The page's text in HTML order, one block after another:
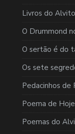
Livros do Alvito
O Drummond
O sertão é do
Os sete
Pedacinhos de
Poema de Hoje
Poemas do